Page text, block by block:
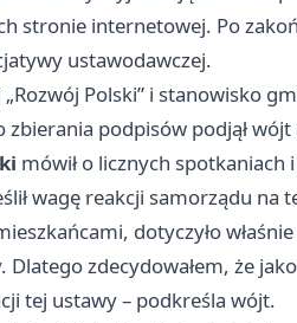
stronie internetowej. Po
ustawodawczej.
Polski” i stanowisko
podpisów podjął
mówił o licznych spotkaniach
wagę reakcji samorządu na
dotyczyło
Dlatego zdecydowałem, że
tej ustawy – podkreśla wójt.